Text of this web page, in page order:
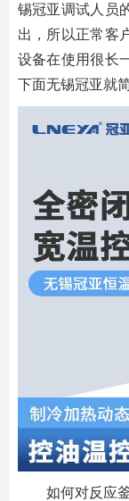
锡冠亚调试人员
出，所以正常客
设备在使用很长
下面无锡冠亚就
如何对反应